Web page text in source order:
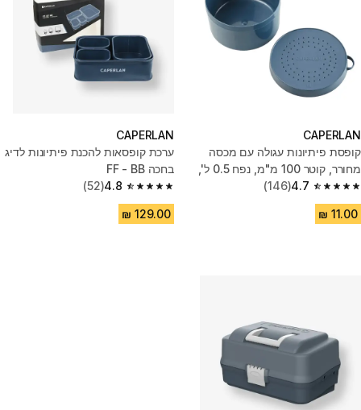
CAPERLAN
קופסת פיתיונות עגולה עם מכסה
מחורר, קוטר 100 מ"מ, נפח 0.5 ל',
דגם LVB - כחול
4.7
4.7 out of 5 stars from 146 reviews
(146)
CAPERLAN
ערכת קופסאות להכנת פיתיונות לדיג
בחכה FF - BB
4.8
4.8 out of 5 stars from 52 reviews
(52)